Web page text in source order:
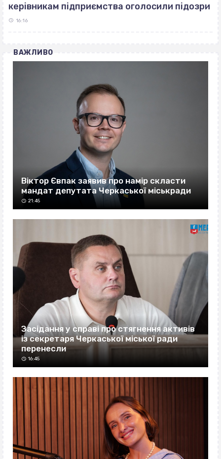
керівникам підприємства оголосили підозри
16:16
ВАЖЛИВО
Віктор Євпак заявив про намір скласти
мандат депутата Черкаської міськради
21:45
Засідання у справі про стягнення активів
із секретаря Черкаської міської ради
перенесли
16:45